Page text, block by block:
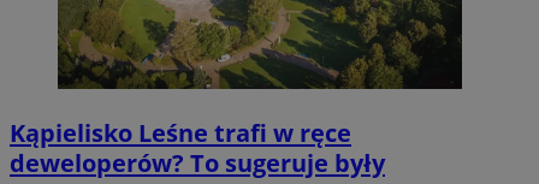
Kąpielisko Leśne trafi w ręce
deweloperów? To sugeruje były